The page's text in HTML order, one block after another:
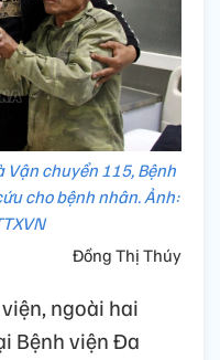
Vận chuyển 115, Bệnh
cho bệnh nhân. Ảnh:
Đồng Thị Thúy
ngoài hai
Bệnh viện Đa